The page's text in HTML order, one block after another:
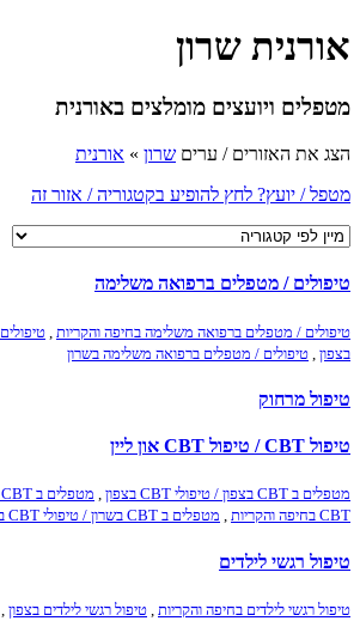
אורנית שרון
מטפלים ויועצים מומלצים באורנית
הצג את האזורים / ערים שרון » אורנית
מטפל / יועץ? לחץ להופיע בקטגוריה / אזור זה
טיפולים / מטפלים ברפואה משלימה
טיפולים / מטפלים ברפואה משלימה בחיפה והקריות
בצפון טיפולים / מטפלים ברפואה משלימה בשרון
טיפול מרחוק
טיפול CBT / טיפול CBT און ליין
מטפלים ב CBT בצפון / טיפולי CBT בצפון ,
CBT בחיפה והקריות
, מטפלים ב CBT בשרון / טיפולי CBT באזור השרון
טיפול רגשי לילדים
טיפול רגשי לילדים בחיפה והקריות טיפול רגשי לילדים בצפון